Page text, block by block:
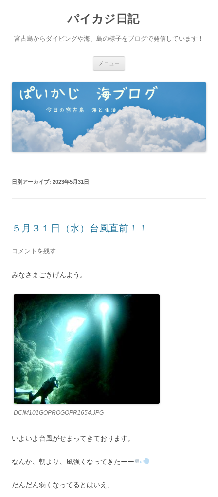
パイカジ日記
宮古島からダイビングや海、島の様子をブログで発信しています！
メニュー
ツ
へ
ス
キ
ッ
プ
日別アーカイブ: 2023年5月31日
５月３１日（水）台風直前！！
コメントを残す
みなさまごきげんよう。
DCIM101GOPROGOPR1654.JPG
いよいよ台風がせまってきております。
なんか、朝より、風強くなってきたーー
だんだん弱くなってるとはいえ、